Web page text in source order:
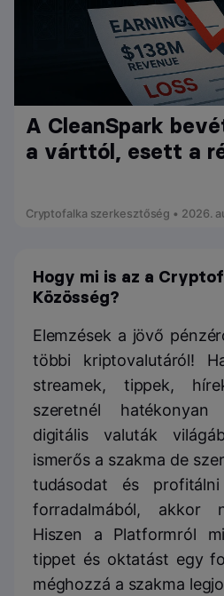
A CleanSpark
a várttól, esett a
Cryptofalka szerkesztőség • 2026.
Hogy mi is az a
Közösség?
Elemzések a jövő
többi kriptovalutáról!
streamek, tippek,
szeretnél
digitális valuták
ismerős a szakma de
tudásodat és
forradalmából, akkor
Hiszen a Platformról
tippet és oktatást egy
méghozzá a szakma